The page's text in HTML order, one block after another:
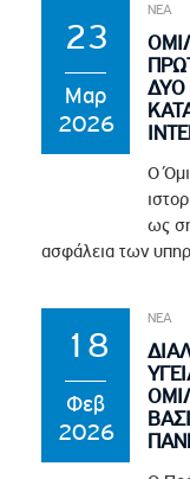
23
Μαρ
2026
ΝΕΑ
ΔΥΟ
Ο
ως
ασφάλεια των
18
Φεβ
2026
ΝΕΑ